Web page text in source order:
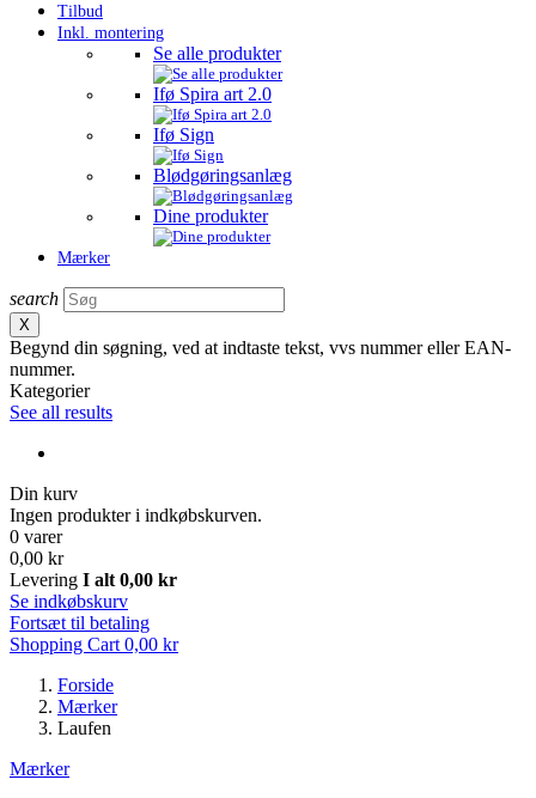
Tilbud
Inkl. montering
Se alle produkter
Ifø Spira art 2.0
Ifø Sign
Blødgøringsanlæg
Dine produkter
Mærker
search
X
Begynd din søgning, ved at indtaste tekst, vvs nummer eller EAN-
nummer.
Kategorier
See all results
Din kurv
Ingen produkter i indkøbskurven.
0 varer
0,00 kr
Levering I alt 0,00 kr
Se indkøbskurv
Fortsæt til betaling
Shopping Cart 0,00 kr
Forside
Mærker
Laufen
Mærker